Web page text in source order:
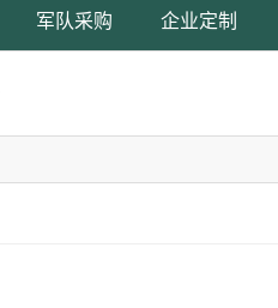
军队采购 企业定制